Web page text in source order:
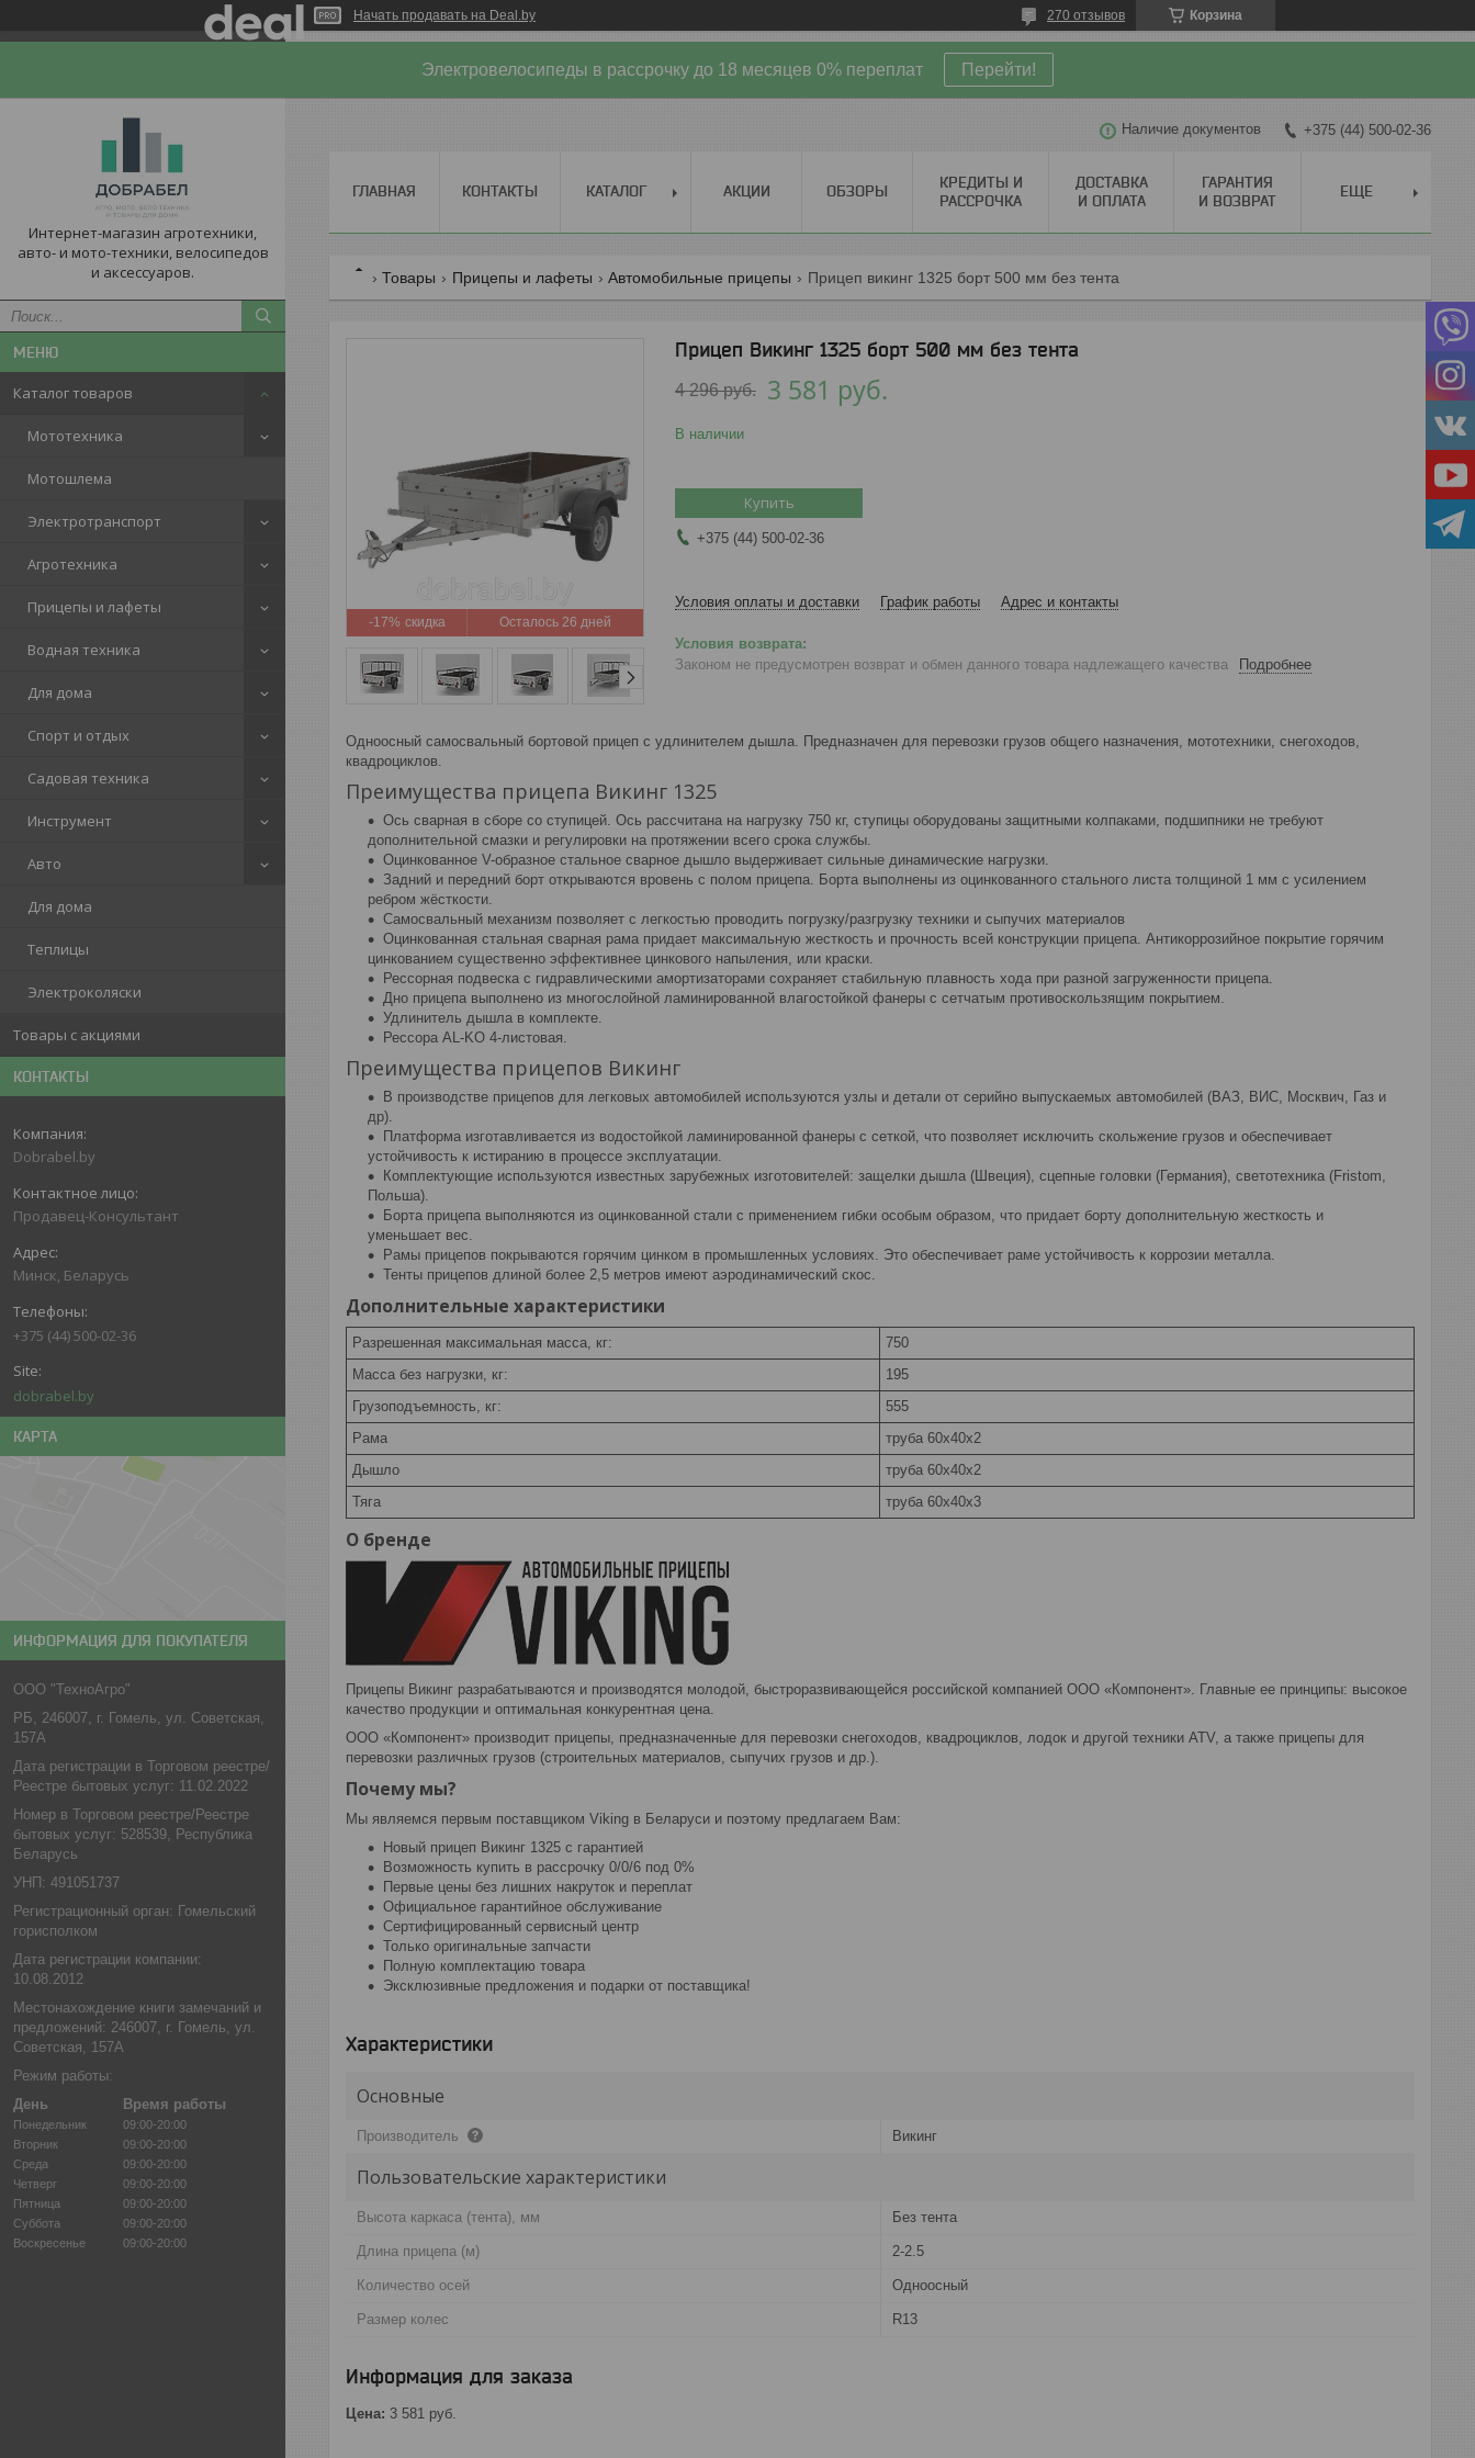
Начать продавать на Deal.by Корзина
270 отзывов
Электровелосипеды в рассрочку до 18 месяцев 0% переплат Перейти!
Интернет-магазин агротехники,
авто- и мото-техники, велосипедов
и аксессуаров.
Каталог товаров
Мототехника
Мотошлема
Электротранспорт
Агротехника
Прицепы и лафеты
Водная техника
Для дома
Спорт и отдых
Садовая техника
Инструмент
Авто
Для дома
Теплицы
Электроколяски
Товары с акциями
КОНТАКТЫ
Dobrabel.by
Продавец-Консультант
Минск, Беларусь
+375 (44) 500-02-36
dobrabel.by
КАРТА
ИНФОРМАЦИЯ ДЛЯ ПОКУПАТЕЛЯ
ООО "ТехноАгро"
РБ, 246007, г. Гомель, ул. Советская,
157А
Дата регистрации в Торговом реестре/
Реестре бытовых услуг: 11.02.2022
Номер в Торговом реестре/Реестре
бытовых услуг: 528539, Республика
Беларусь
УНП: 491051737
Регистрационный орган: Гомельский
горисполком
Дата регистрации компании:
10.08.2012
Местонахождение книги замечаний и
предложений: 246007, г. Гомель, ул.
Советская, 157А
Режим работы:
День
Время работы
Понедельник
09:00-20:00
Вторник
09:00-20:00
Среда
09:00-20:00
Четверг
09:00-20:00
Пятница
09:00-20:00
Суббота
09:00-20:00
Воскресенье
09:00-20:00
Наличие документов +375 (44) 500-02-36
ГЛАВНАЯ КОНТАКТЫ КАТАЛОГ АКЦИИ ОБЗОРЫ
КРЕДИТЫ И
РАССРОЧКА
ДОСТАВКА
И ОПЛАТА
ГАРАНТИЯ
И ВОЗВРАТ
ЕЩЕ
Товары Прицепы и лафеты Автомобильные прицепы Прицеп викинг 1325 борт 500 мм без тента
-17% Осталось 26 дней
Прицеп Викинг 1325 борт 500 мм без тента
4 296руб. 3 581 руб.
В наличии
Купить
+375 (44) 500-02-36
Условия оплаты и доставки График работы Адрес и контакты
Законом не предусмотрен возврат и обмен данного товара надлежащего качества Подробнее
Одноосный самосвальный бортовой прицеп с удлинителем дышла. Предназначен для перевозки грузов общего назначения, мототехники, снегоходов,
квадроциклов.
Преимущества прицепа Викинг 1325
Ось сварная в сборе со ступицей. Ось рассчитана на нагрузку 750 кг, ступицы оборудованы защитными колпаками, подшипники не требуют
дополнительной смазки и регулировки на протяжении всего срока службы.
Оцинкованное V-образное стальное сварное дышло выдерживает сильные динамические нагрузки.
Задний и передний борт открываются вровень с полом прицепа. Борта выполнены из оцинкованного стального листа толщиной 1 мм с усилением
ребром жёсткости.
Самосвальный механизм позволяет с легкостью проводить погрузку/разгрузку техники и сыпучих материалов
Оцинкованная стальная сварная рама придает максимальную жесткость и прочность всей конструкции прицепа. Антикоррозийное покрытие горячим
цинкованием существенно эффективнее цинкового напыления, или краски.
Рессорная подвеска с гидравлическими амортизаторами сохраняет стабильную плавность хода при разной загруженности прицепа.
Дно прицепа выполнено из многослойной ламинированной влагостойкой фанеры с сетчатым противоскользящим покрытием.
Удлинитель дышла в комплекте.
Рессора AL-KO 4-листовая.
Преимущества прицепов Викинг
В производстве прицепов для легковых автомобилей используются узлы и детали от серийно выпускаемых автомобилей (ВАЗ, ВИС, Москвич, Газ и
др).
Платформа изготавливается из водостойкой ламинированной фанеры с сеткой, что позволяет исключить скольжение грузов и обеспечивает
устойчивость к истиранию в процессе эксплуатации.
Комплектующие используются известных зарубежных изготовителей: защелки дышла (Швеция), сцепные головки (Германия), светотехника (Fristom,
Польша).
Борта прицепа выполняются из оцинкованной стали с применением гибки особым образом, что придает борту дополнительную жесткость и
уменьшает вес.
Рамы прицепов покрываются горячим цинком в промышленных условиях. Это обеспечивает раме устойчивость к коррозии металла.
Тенты прицепов длиной более 2,5 метров имеют аэродинамический скос.
Дополнительные характеристики
Разрешенная максимальная масса, кг:
750
Масса без нагрузки, кг:
195
Грузоподъемность, кг:
555
Рама
труба 60х40х2
Дышло
труба 60х40х2
Тяга
труба 60х40х3
О бренде
Прицепы Викинг разрабатываются и производятся молодой, быстроразвивающейся российской компанией ООО «Компонент». Главные ее принципы: высокое
качество продукции и оптимальная конкурентная цена.
ООО «Компонент» производит прицепы, предназначенные для перевозки снегоходов, квадроциклов, лодок и другой техники ATV, а также прицепы для
перевозки различных грузов (строительных материалов, сыпучих грузов и др.).
Почему мы?
Мы являемся первым поставщиком Viking в Беларуси и поэтому предлагаем Вам:
Новый прицеп Викинг 1325 с гарантией
Возможность купить в рассрочку 0/0/6 под 0%
Первые цены без лишних накруток и переплат
Официальное гарантийное обслуживание
Сертифицированный сервисный центр
Только оригинальные запчасти
Полную комплектацию товара
Эксклюзивные предложения и подарки от поставщика!
Характеристики
Основные
Производитель Викинг
Пользовательские характеристики
Высота каркаса (тента), мм Без тента
Длина прицепа (м) 2-2.5
Количество осей Одноосный
Размер колес R13
Информация для заказа
Цена: 3 581 руб.